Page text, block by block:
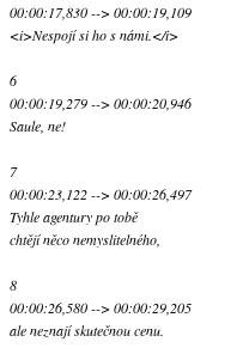
00:00:17,830 --> 00:00:19,109
<i>Nespojí si ho s námi.</i>
6
00:00:19,279 --> 00:00:20,946
Saule, ne!
7
00:00:23,122 --> 00:00:26,497
Tyhle agentury po tobě
chtějí něco nemyslitelného,
8
00:00:26,580 --> 00:00:29,205
ale neznají skutečnou cenu.